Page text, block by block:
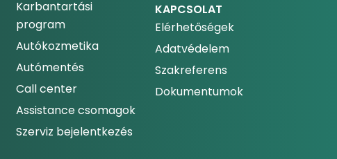
Karbantartási
program
Autókozmetika
Autómentés
Call center
Assistance csomagok
Szerviz bejelentkezés
KAPCSOLAT
Elérhetőségek
Adatvédelem
Szakreferens
Dokumentumok